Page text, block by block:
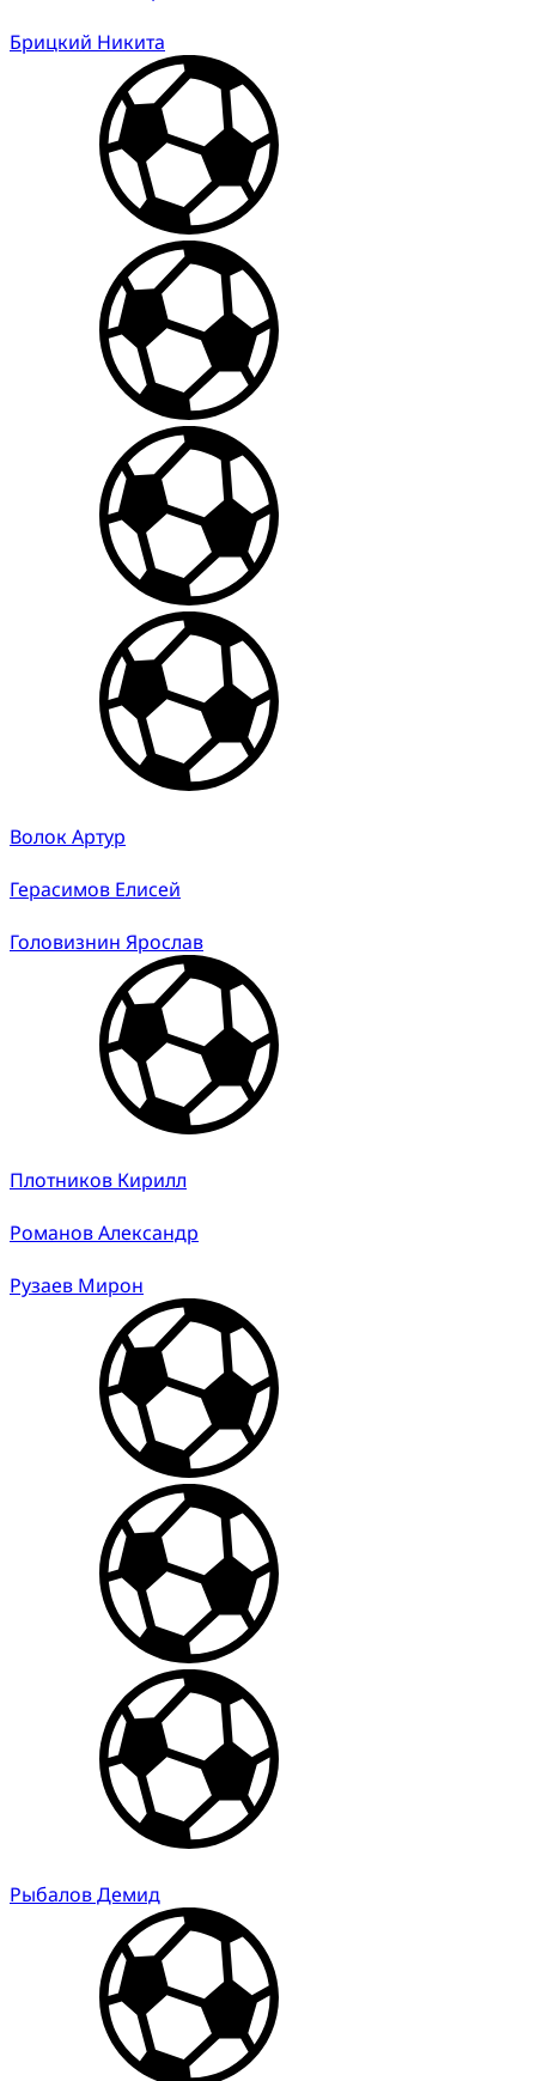
Брицкий Никита
Волок Артур
Герасимов Елисей
Головизнин Ярослав
Плотников Кирилл
Романов Александр
Рузаев Мирон
Рыбалов Демид